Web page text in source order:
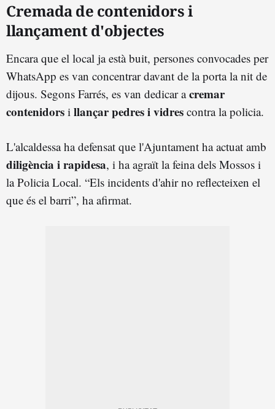
Cremada de contenidors i
llançament d'objectes
Encara que el local ja està buit, persones convocades per
WhatsApp es van concentrar davant de la porta la nit de
dijous. Segons Farrés, es van dedicar acremar
contenidors i llançar pedres i vidres contra la policia.
L'alcaldessa ha defensat que l'Ajuntament ha actuat amb
diligència i rapidesa, i ha agraït la feina dels Mossos i
la Policia Local. “Els incidents d'ahir no reflecteixen el
que és el barri”, ha afirmat.